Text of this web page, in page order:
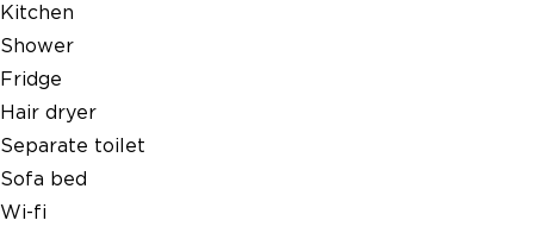
Kitchen
Shower
Fridge
Hair dryer
Separate toilet
Sofa bed
Wi-fi